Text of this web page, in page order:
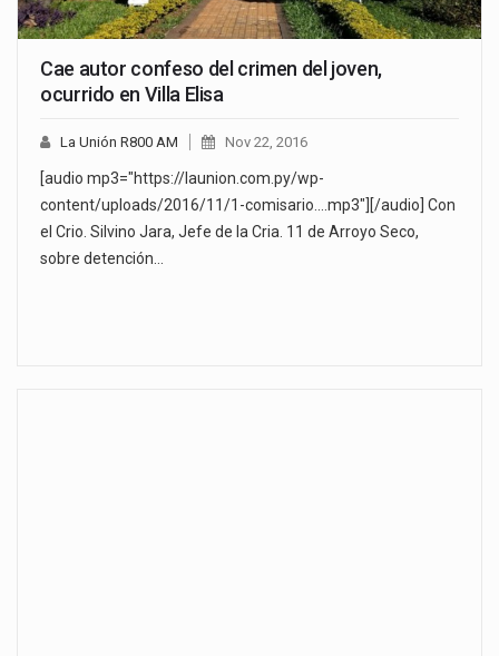
Cae autor confeso del crimen del joven,
ocurrido en Villa Elisa
La Unión R800 AM Nov 22, 2016
[audio mp3="https://launion.com.py/wp-
content/uploads/2016/11/1-comisario....mp3"][/audio] Con
el Crio. Silvino Jara, Jefe de la Cria. 11 de Arroyo Seco,
sobre detención…